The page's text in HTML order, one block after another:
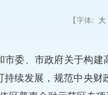
【字体: 大
委、市政府关于构
续发展，规范中央